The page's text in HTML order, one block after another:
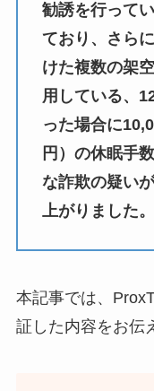
勧誘を行って
ており、さら
けた複数の架
用している、
った場合に
円）の休眠手
な詐欺の疑い
上がりました。
本記事では、
証した内容をお伝